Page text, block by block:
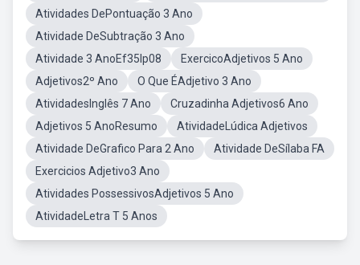
Atividades DePontuação 3 Ano
Atividade DeSubtração 3 Ano
Atividade 3 AnoEf35lp08
ExercicoAdjetivos 5 Ano
Adjetivos2º Ano
O Que ÉAdjetivo 3 Ano
AtividadesInglês 7 Ano
Cruzadinha Adjetivos6 Ano
Adjetivos 5 AnoResumo
AtividadeLúdica Adjetivos
Atividade DeGrafico Para 2 Ano
Atividade DeSílaba FA
Exercicios Adjetivo3 Ano
Atividades PossessivosAdjetivos 5 Ano
AtividadeLetra T 5 Anos